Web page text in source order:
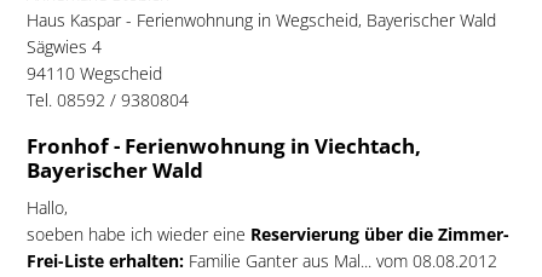
Haus Kaspar - Ferienwohnung in Wegscheid, Bayerischer Wald
Sägwies 4
94110 Wegscheid
Tel. 08592 / 9380804
Fronhof - Ferienwohnung in Viechtach,
Bayerischer Wald
Hallo,
soeben habe ich wieder eine Reservierung über die Zimmer-
Frei-Liste erhalten: Familie Ganter aus Mal... vom 08.08.2012